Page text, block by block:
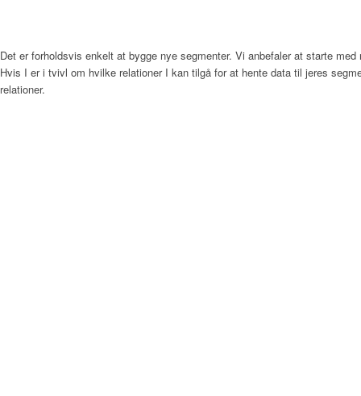
Det er forholdsvis enkelt at bygge nye segmenter. Vi anbefaler at starte
Hvis I er i tvivl om hvilke relationer I kan tilgå for at hente data til jeres
relationer.